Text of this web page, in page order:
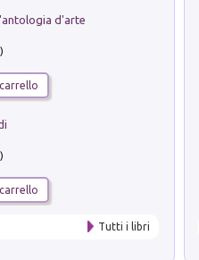
d'arte
Tutti i libri